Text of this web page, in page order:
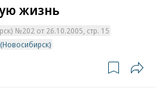
жизнь
№202 от 26.10.2005, стр. 15